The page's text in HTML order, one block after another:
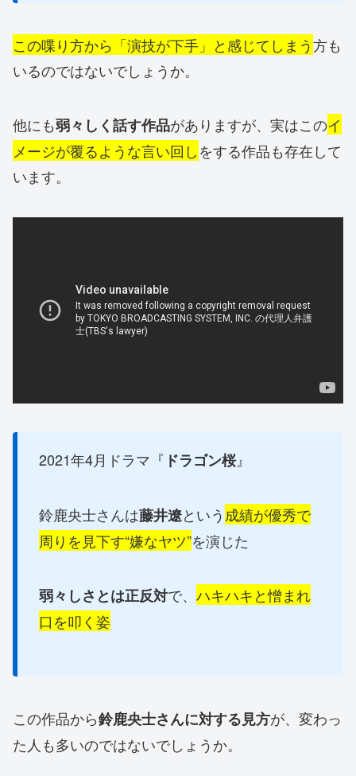
この喋り方から「演技が下手」と感じてしまう方も
いるのではないでしょうか。
他にも弱々しく話す作品がありますが、実はこのイ
メージが覆るような言い回しをする作品も存在して
います。
2021年4月ドラマ『 ドラゴン桜』
鈴鹿央士さんは藤井遼という 成績が優秀で
周りを見下す“嫌なヤツ”を演じた
弱々しさとは正反対で、 ハキハキと憎まれ
口を叩く姿
この作品から鈴鹿央士さんに対する見方が、変わっ
た人も多いのではないでしょうか。